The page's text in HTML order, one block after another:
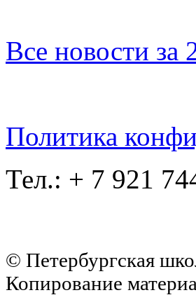
Все новости за
Политика
Тел.: + 7 921
© Петербургская
Копирование